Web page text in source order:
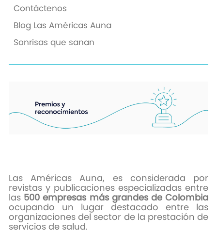
Contáctenos
Blog Las Américas Auna
Sonrisas que sanan
Las Américas Auna, es considerada por
revistas y publicaciones especializadas entre
las 500 empresas más grandes de Colombia
ocupando un lugar destacado entre las
organizaciones del sector de la prestación de
servicios de salud.